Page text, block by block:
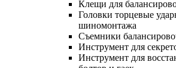
Клещи для
Головки торцевые
шиномонтажа
Съемники
Инструмент для
Инструмент для